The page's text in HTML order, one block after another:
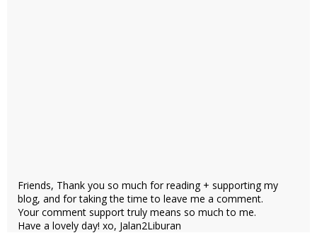
Friends, Thank you so much for reading + supporting my
blog, and for taking the time to leave me a comment.
Your comment support truly means so much to me.
Have a lovely day! xo, Jalan2Liburan